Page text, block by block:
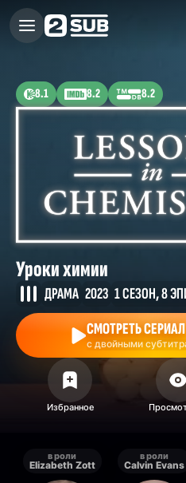
8.1 8.2 8.2
Уроки химии
ДРАМА 2023 1 СЕЗОН, 8
СМОТРЕТЬ СЕРИАЛ
с двойными
в роли
Elizabeth Zott
в роли
Calvin Evans